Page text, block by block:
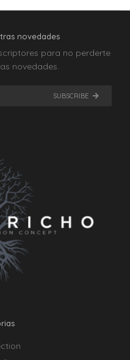
novedades
para no perderte
novedades.
SUBSCRIBE